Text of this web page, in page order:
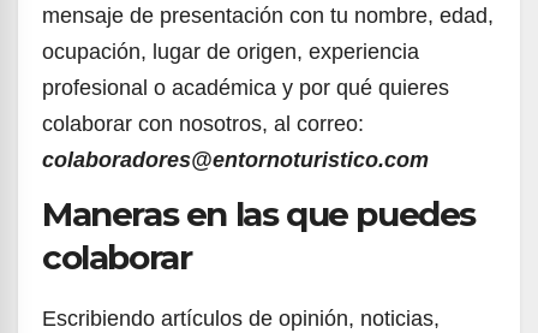
mensaje de presentación con tu nombre, edad,
ocupación, lugar de origen, experiencia
profesional o académica y por qué quieres
colaborar con nosotros, al correo:
colaboradores@entornoturistico.com
Maneras en las que puedes
colaborar
Escribiendo artículos de opinión, noticias,